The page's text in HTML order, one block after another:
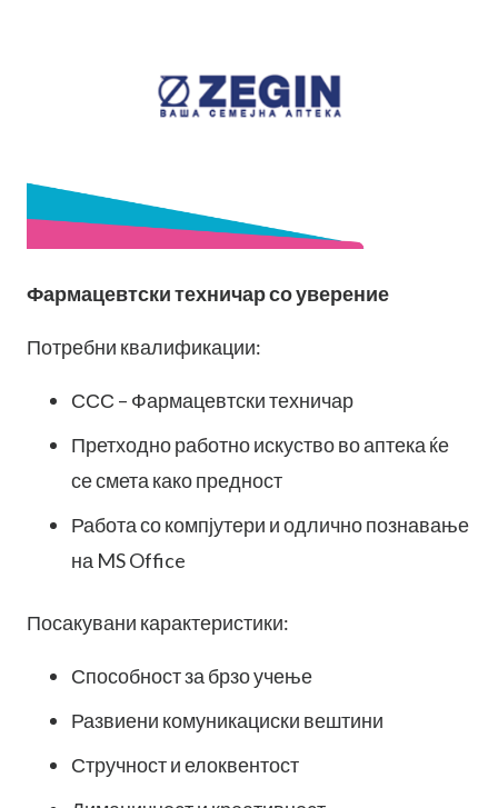
Фармацевтски техничар со уверение
Потребни квалификации:
ССС – Фармацевтски техничар
Претходно работно искуство во аптека ќе
се смета како предност
Работа со компјутери и одлично познавање
на MS Office
Посакувани карактеристики:
Способност за брзо учење
Развиени комуникациски вештини
Стручност и елоквентост